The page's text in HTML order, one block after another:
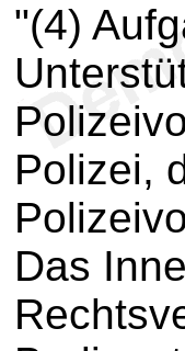
"(4)
Polizei,
Das